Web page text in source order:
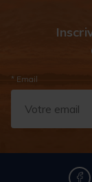
* Email